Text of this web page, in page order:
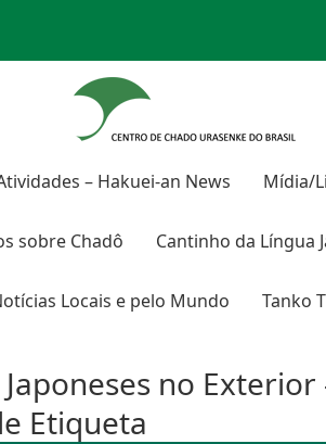
– Hakuei-an News Mídia/
sobre Chadô Cantinho da Língua
Locais e pelo Mundo Tanko
no Exterior
Etiqueta